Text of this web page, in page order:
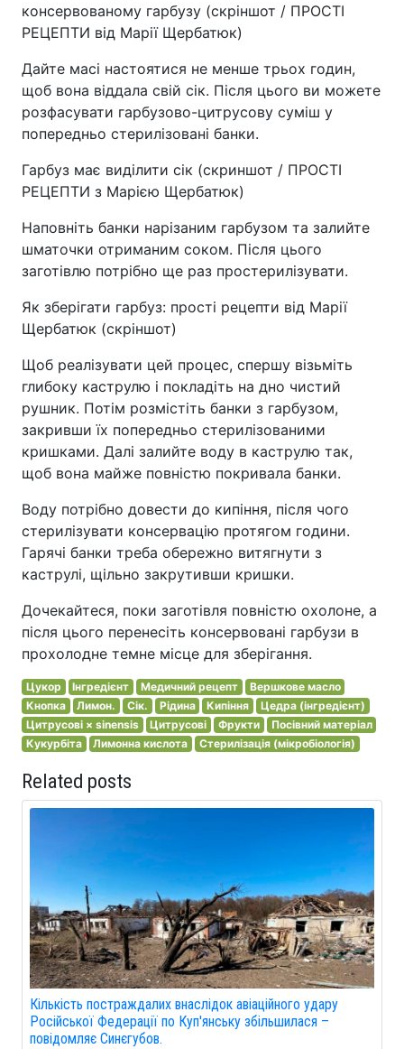
консервованому гарбузу (скріншот / ПРОСТІ
РЕЦЕПТИ від Марії Щербатюк)
Дайте масі настоятися не менше трьох годин,
щоб вона віддала свій сік. Після цього ви можете
розфасувати гарбузово-цитрусову суміш у
попередньо стерилізовані банки.
Гарбуз має виділити сік (скриншот / ПРОСТІ
РЕЦЕПТИ з Марією Щербатюк)
Наповніть банки нарізаним гарбузом та залийте
шматочки отриманим соком. Після цього
заготівлю потрібно ще раз простерилізувати.
Як зберігати гарбуз: прості рецепти від Марії
Щербатюк (скріншот)
Щоб реалізувати цей процес, спершу візьміть
глибоку каструлю і покладіть на дно чистий
рушник. Потім розмістіть банки з гарбузом,
закривши їх попередньо стерилізованими
кришками. Далі залийте воду в каструлю так,
щоб вона майже повністю покривала банки.
Воду потрібно довести до кипіння, після чого
стерилізувати консервацію протягом години.
Гарячі банки треба обережно витягнути з
каструлі, щільно закрутивши кришки.
Дочекайтеся, поки заготівля повністю охолоне, а
після цього перенесіть консервовані гарбузи в
прохолодне темне місце для зберігання.
Цукор Інгредієнт Медичний рецепт
Вершкове масло
Кнопка
Лимон. Сік. Рідина Кипіння
Цедра (інгредієнт)
Цитрусові × sinensis
Цитрусові Фрукти
Посівний матеріал
Кукурбіта
Лимонна кислота Стерилізація (мікробіологія)
Related posts
Кількість постраждалих внаслідок авіаційного удару
Російської Федерації по Куп'янську збільшилася –
повідомляє Синєгубов.